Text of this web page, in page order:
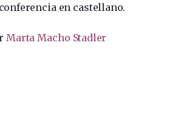
en castellano.
Marta Macho Stadler